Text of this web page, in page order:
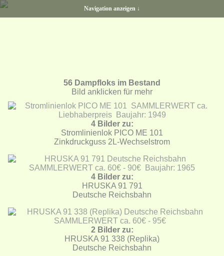
Navigation anzeigen ↓
56 Dampfloks im Bestand
Bild anklicken für mehr
4 Bilder zu:
Stromlinienlok PICO ME 101
Zinkdruckguss 2L-Wechselstrom
4 Bilder zu:
HRUSKA 91 791
Deutsche Reichsbahn
2 Bilder zu:
HRUSKA 91 338 (Replika)
Deutsche Reichsbahn